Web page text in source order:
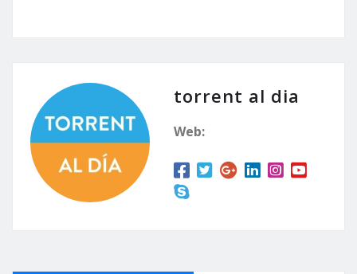
torrent al dia
Web: